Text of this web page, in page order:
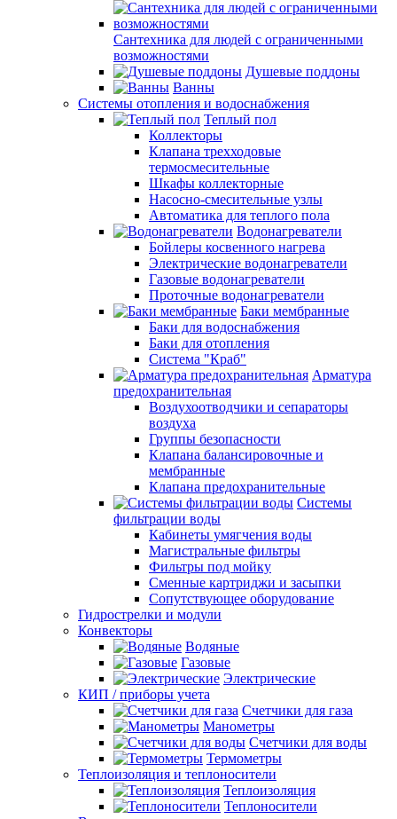
Сантехника для людей с ограниченными
возможностями
Душевые поддоны
Ванны
Системы отопления и водоснабжения
Теплый пол
Коллекторы
Клапана трехходовые
термосмесительные
Шкафы коллекторные
Насосно-смесительные узлы
Автоматика для теплого пола
Водонагреватели
Бойлеры косвенного нагрева
Электрические водонагреватели
Газовые водонагреватели
Проточные водонагреватели
Баки мембранные
Баки для водоснабжения
Баки для отопления
Система "Краб"
Арматура
предохранительная
Воздухоотводчики и сепараторы
воздуха
Группы безопасности
Клапана балансировочные и
мембранные
Клапана предохранительные
Системы
фильтрации воды
Кабинеты умягчения воды
Магистральные фильтры
Фильтры под мойку
Сменные картриджи и засыпки
Сопутствующее оборудование
Гидрострелки и модули
Конвекторы
Водяные
Газовые
Электрические
КИП / приборы учета
Счетчики для газа
Манометры
Счетчики для воды
Термометры
Теплоизоляция и теплоносители
Теплоизоляция
Теплоносители